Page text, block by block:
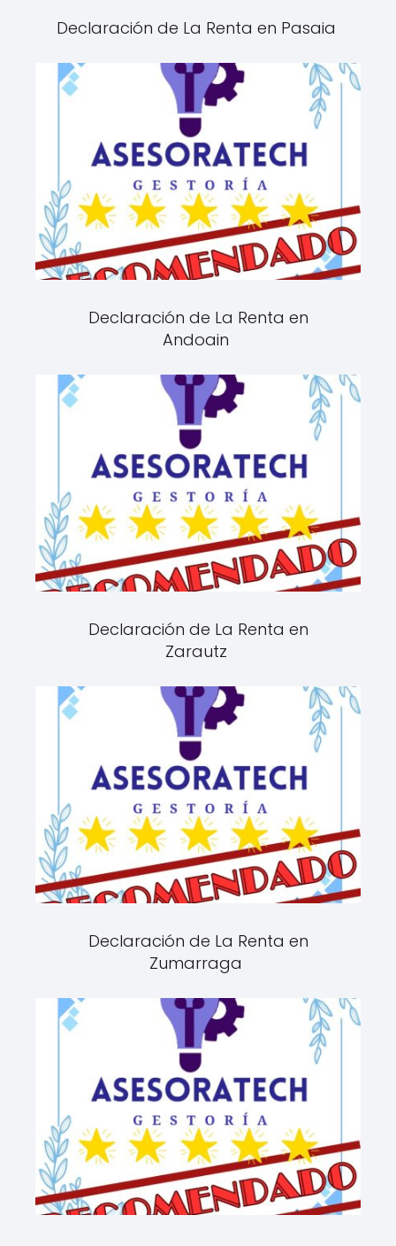
Declaración de La Renta en Pasaia
Declaración de La Renta en
Andoain
Declaración de La Renta en
Zarautz
Declaración de La Renta en
Zumarraga